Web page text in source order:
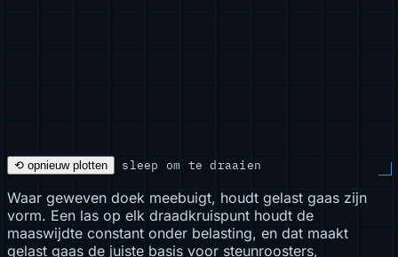
⟲ opnieuw plotten sleep om te draaien
Waar geweven doek meebuigt, houdt gelast gaas zijn
vorm. Een las op elk draadkruispunt houdt de
maaswijdte constant onder belasting, en dat maakt
gelast gaas de juiste basis voor steunroosters,